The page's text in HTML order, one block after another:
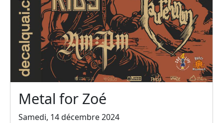
Metal for Zoé
Samedi, 14 décembre 2024